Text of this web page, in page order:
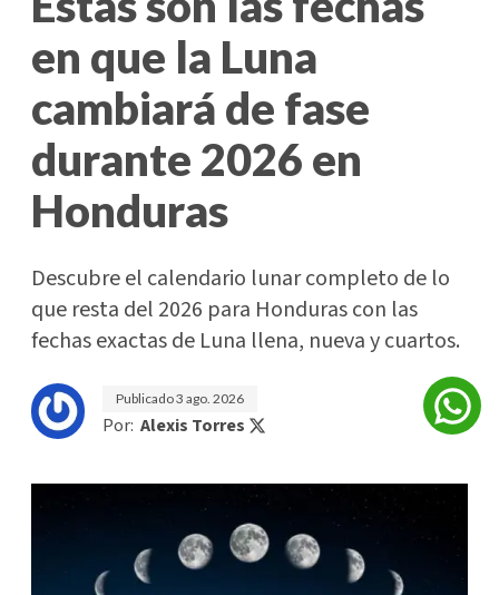
en que la Luna
cambiará de fase
durante 2026 en
Honduras
Descubre el calendario lunar completo de lo
que resta del 2026 para Honduras con las
fechas exactas de Luna llena, nueva y cuartos.
Publicado3 ago. 2026
Por: Alexis Torres